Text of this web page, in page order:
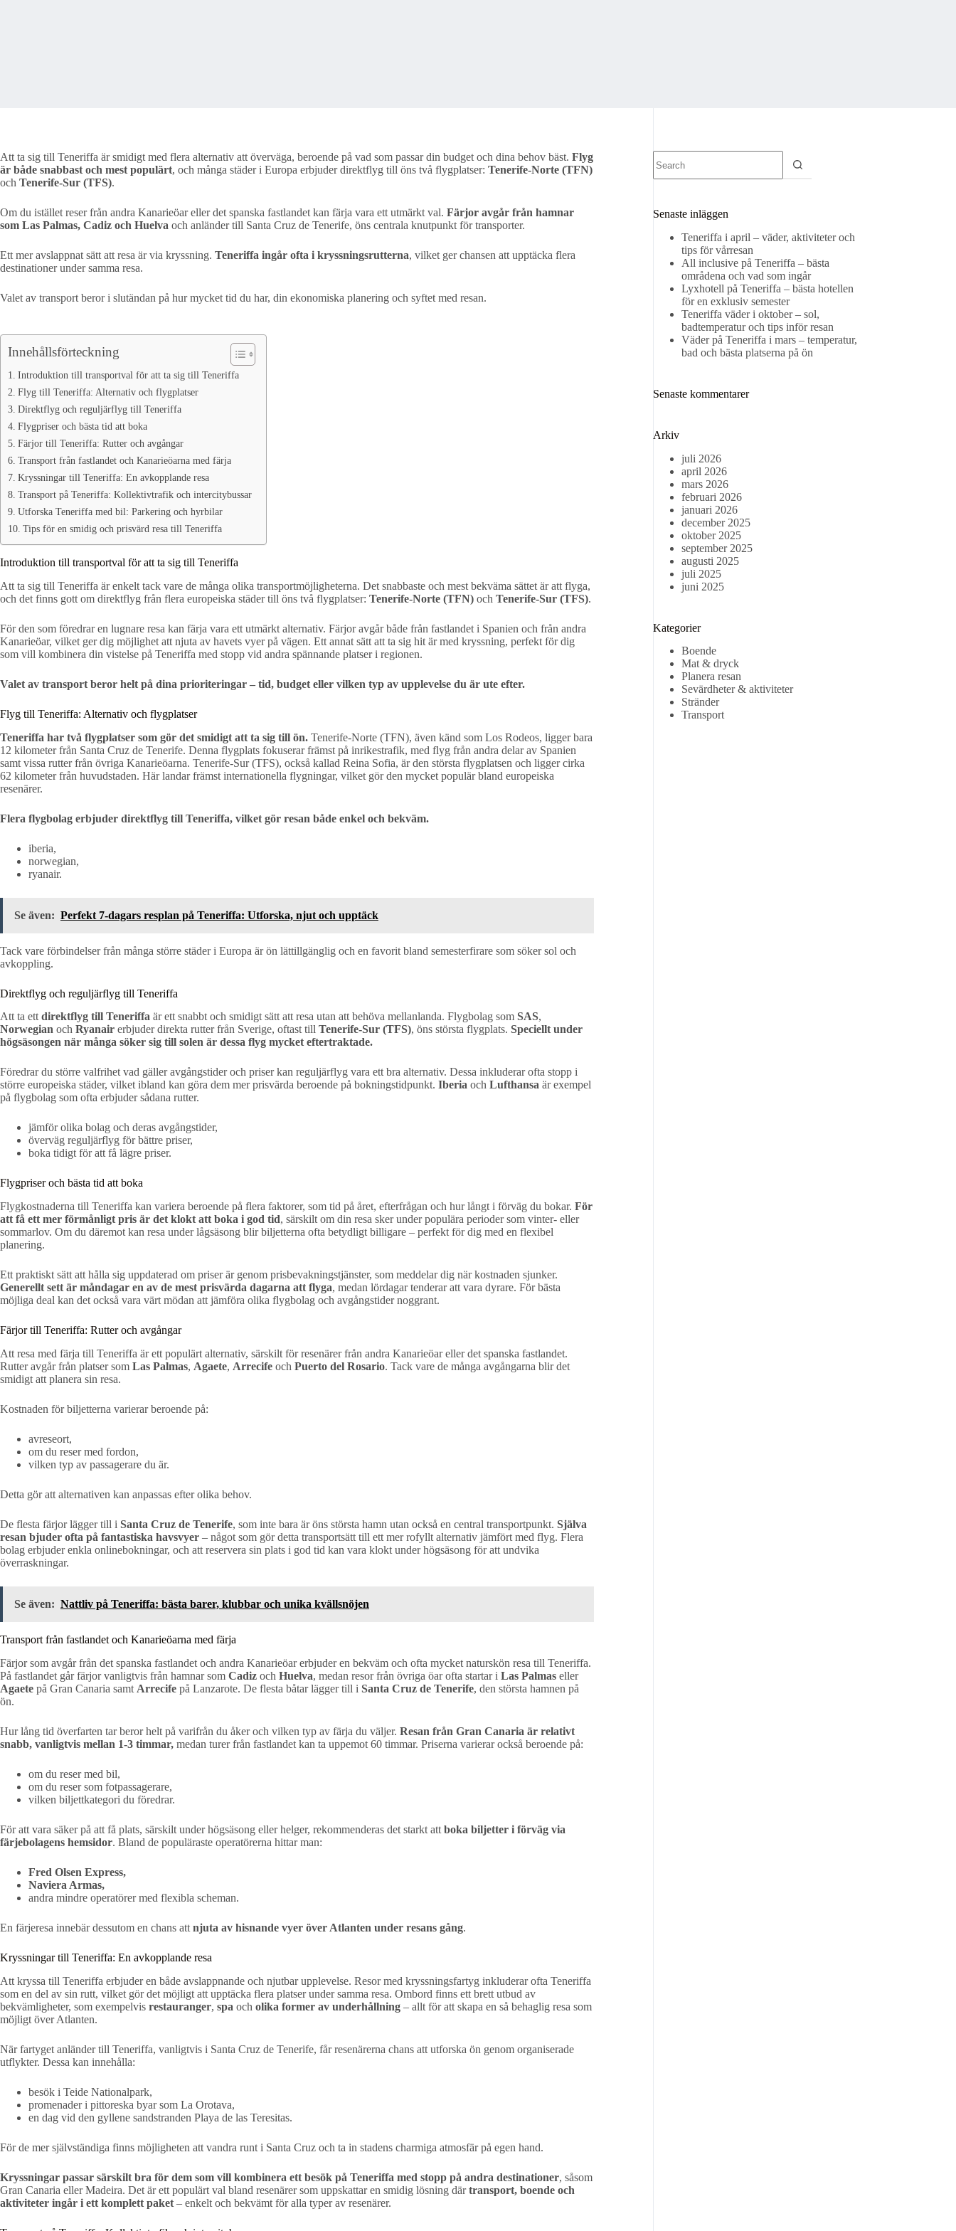
Att ta sig till Teneriffa är smidigt med flera alternativ att överväga, beroende på vad som passar din budget och dina behov bäst. Flyg
är både snabbast och mest populärt, och många städer i Europa erbjuder direktflyg till öns två flygplatser: Tenerife-Norte (TFN)
och Tenerife-Sur (TFS).
Om du istället reser från andra Kanarieöar eller det spanska fastlandet kan färja vara ett utmärkt val. Färjor avgår från hamnar
som Las Palmas, Cadiz och Huelva och anländer till Santa Cruz de Tenerife, öns centrala knutpunkt för transporter.
Ett mer avslappnat sätt att resa är via kryssning. Teneriffa ingår ofta i kryssningsrutterna, vilket ger chansen att upptäcka flera
destinationer under samma resa.
Valet av transport beror i slutändan på hur mycket tid du har, din ekonomiska planering och syftet med resan.
Innehållsförteckning
Introduktion till transportval för att ta sig till Teneriffa
Flyg till Teneriffa: Alternativ och flygplatser
Direktflyg och reguljärflyg till Teneriffa
Flygpriser och bästa tid att boka
Färjor till Teneriffa: Rutter och avgångar
Transport från fastlandet och Kanarieöarna med färja
Kryssningar till Teneriffa: En avkopplande resa
Transport på Teneriffa: Kollektivtrafik och intercitybussar
Utforska Teneriffa med bil: Parkering och hyrbilar
Tips för en smidig och prisvärd resa till Teneriffa
Introduktion till transportval för att ta sig till Teneriffa
Att ta sig till Teneriffa är enkelt tack vare de många olika transportmöjligheterna. Det snabbaste och mest bekväma sättet är att flyga,
och det finns gott om direktflyg från flera europeiska städer till öns två flygplatser: Tenerife-Norte (TFN) och Tenerife-Sur (TFS).
För den som föredrar en lugnare resa kan färja vara ett utmärkt alternativ. Färjor avgår både från fastlandet i Spanien och från andra
Kanarieöar, vilket ger dig möjlighet att njuta av havets vyer på vägen. Ett annat sätt att ta sig hit är med kryssning, perfekt för dig
som vill kombinera din vistelse på Teneriffa med stopp vid andra spännande platser i regionen.
Valet av transport beror helt på dina prioriteringar – tid, budget eller vilken typ av upplevelse du är ute efter.
Flyg till Teneriffa: Alternativ och flygplatser
Teneriffa har två flygplatser som gör det smidigt att ta sig till ön. Tenerife-Norte (TFN), även känd som Los Rodeos, ligger bara
12 kilometer från Santa Cruz de Tenerife. Denna flygplats fokuserar främst på inrikestrafik, med flyg från andra delar av Spanien
samt vissa rutter från övriga Kanarieöarna. Tenerife-Sur (TFS), också kallad Reina Sofia, är den största flygplatsen och ligger cirka
62 kilometer från huvudstaden. Här landar främst internationella flygningar, vilket gör den mycket populär bland europeiska
resenärer.
Flera flygbolag erbjuder direktflyg till Teneriffa, vilket gör resan både enkel och bekväm.
iberia,
norwegian,
ryanair.
Se även: Perfekt 7-dagars resplan på Teneriffa: Utforska, njut och upptäck
Tack vare förbindelser från många större städer i Europa är ön lättillgänglig och en favorit bland semesterfirare som söker sol och
avkoppling.
Direktflyg och reguljärflyg till Teneriffa
Att ta ett direktflyg till Teneriffa är ett snabbt och smidigt sätt att resa utan att behöva mellanlanda. Flygbolag som SAS,
Norwegian och Ryanair erbjuder direkta rutter från Sverige, oftast till Tenerife-Sur (TFS), öns största flygplats. Speciellt under
högsäsongen när många söker sig till solen är dessa flyg mycket eftertraktade.
Föredrar du större valfrihet vad gäller avgångstider och priser kan reguljärflyg vara ett bra alternativ. Dessa inkluderar ofta stopp i
större europeiska städer, vilket ibland kan göra dem mer prisvärda beroende på bokningstidpunkt. Iberia och Lufthansa är exempel
på flygbolag som ofta erbjuder sådana rutter.
jämför olika bolag och deras avgångstider,
överväg reguljärflyg för bättre priser,
boka tidigt för att få lägre priser.
Flygpriser och bästa tid att boka
Flygkostnaderna till Teneriffa kan variera beroende på flera faktorer, som tid på året, efterfrågan och hur långt i förväg du bokar. För
att få ett mer förmånligt pris är det klokt att boka i god tid, särskilt om din resa sker under populära perioder som vinter- eller
sommarlov. Om du däremot kan resa under lågsäsong blir biljetterna ofta betydligt billigare – perfekt för dig med en flexibel
planering.
Ett praktiskt sätt att hålla sig uppdaterad om priser är genom prisbevakningstjänster, som meddelar dig när kostnaden sjunker.
Generellt sett är måndagar en av de mest prisvärda dagarna att flyga, medan lördagar tenderar att vara dyrare. För bästa
möjliga deal kan det också vara värt mödan att jämföra olika flygbolag och avgångstider noggrant.
Färjor till Teneriffa: Rutter och avgångar
Att resa med färja till Teneriffa är ett populärt alternativ, särskilt för resenärer från andra Kanarieöar eller det spanska fastlandet.
Rutter avgår från platser som Las Palmas, Agaete, Arrecife och Puerto del Rosario. Tack vare de många avgångarna blir det
smidigt att planera sin resa.
Kostnaden för biljetterna varierar beroende på:
avreseort,
om du reser med fordon,
vilken typ av passagerare du är.
Detta gör att alternativen kan anpassas efter olika behov.
De flesta färjor lägger till i Santa Cruz de Tenerife, som inte bara är öns största hamn utan också en central transportpunkt. Själva
resan bjuder ofta på fantastiska havsvyer – något som gör detta transportsätt till ett mer rofyllt alternativ jämfört med flyg. Flera
bolag erbjuder enkla onlinebokningar, och att reservera sin plats i god tid kan vara klokt under högsäsong för att undvika
överraskningar.
Se även: Nattliv på Teneriffa: bästa barer, klubbar och unika kvällsnöjen
Transport från fastlandet och Kanarieöarna med färja
Färjor som avgår från det spanska fastlandet och andra Kanarieöar erbjuder en bekväm och ofta mycket naturskön resa till Teneriffa.
På fastlandet går färjor vanligtvis från hamnar som Cadiz och Huelva, medan resor från övriga öar ofta startar i Las Palmas eller
Agaete på Gran Canaria samt Arrecife på Lanzarote. De flesta båtar lägger till i Santa Cruz de Tenerife, den största hamnen på
ön.
Hur lång tid överfarten tar beror helt på varifrån du åker och vilken typ av färja du väljer. Resan från Gran Canaria är relativt
snabb, vanligtvis mellan 1-3 timmar, medan turer från fastlandet kan ta uppemot 60 timmar. Priserna varierar också beroende på:
om du reser med bil,
om du reser som fotpassagerare,
vilken biljettkategori du föredrar.
För att vara säker på att få plats, särskilt under högsäsong eller helger, rekommenderas det starkt att boka biljetter i förväg via
färjebolagens hemsidor. Bland de populäraste operatörerna hittar man:
Fred Olsen Express,
Naviera Armas,
andra mindre operatörer med flexibla scheman.
En färjeresa innebär dessutom en chans att njuta av hisnande vyer över Atlanten under resans gång.
Kryssningar till Teneriffa: En avkopplande resa
Att kryssa till Teneriffa erbjuder en både avslappnande och njutbar upplevelse. Resor med kryssningsfartyg inkluderar ofta Teneriffa
som en del av sin rutt, vilket gör det möjligt att upptäcka flera platser under samma resa. Ombord finns ett brett utbud av
bekvämligheter, som exempelvis restauranger, spa och olika former av underhållning – allt för att skapa en så behaglig resa som
möjligt över Atlanten.
När fartyget anländer till Teneriffa, vanligtvis i Santa Cruz de Tenerife, får resenärerna chans att utforska ön genom organiserade
utflykter. Dessa kan innehålla:
besök i Teide Nationalpark,
promenader i pittoreska byar som La Orotava,
en dag vid den gyllene sandstranden Playa de las Teresitas.
För de mer självständiga finns möjligheten att vandra runt i Santa Cruz och ta in stadens charmiga atmosfär på egen hand.
Kryssningar passar särskilt bra för dem som vill kombinera ett besök på Teneriffa med stopp på andra destinationer, såsom
Gran Canaria eller Madeira. Det är ett populärt val bland resenärer som uppskattar en smidig lösning därtransport, boende och
aktiviteter ingår i ett komplett paket – enkelt och bekvämt för alla typer av resenärer.
results
Senaste inläggen
Teneriffa i april – väder, aktiviteter och
tips för vårresan
All inclusive på Teneriffa – bästa
områdena och vad som ingår
Lyxhotell på Teneriffa – bästa hotellen
för en exklusiv semester
Teneriffa väder i oktober – sol,
badtemperatur och tips inför resan
Väder på Teneriffa i mars – temperatur,
bad och bästa platserna på ön
Senaste kommentarer
Arkiv
juli 2026
april 2026
mars 2026
februari 2026
januari 2026
december 2025
oktober 2025
september 2025
augusti 2025
juli 2025
juni 2025
Kategorier
Boende
Mat & dryck
Planera resan
Sevärdheter & aktiviteter
Stränder
Transport